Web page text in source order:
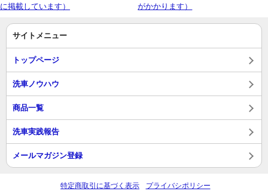
に掲載しています）
がかかります）
サイトメニュー
トップページ
洗車ノウハウ
商品一覧
洗車実践報告
メールマガジン登録
特定商取引に基づく表示 プライバシポリシー